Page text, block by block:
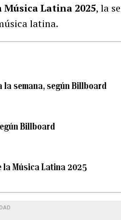
Latina 2025, la
latina.
la semana, según Billboard
Billboard
la Música Latina 2025